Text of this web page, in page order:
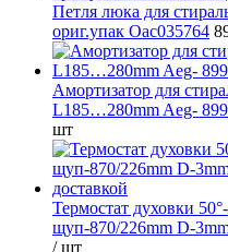
Петля люка для
ориг.упак Oac035764
Амортизатор для
L185…280mm Aeg-
шт
Термостат духовки
щуп-870/226mm D-
/ шт